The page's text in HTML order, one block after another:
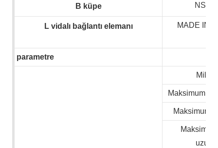
B küpe
Lvidalı bağlantı elemanı MADE IN
parametre
Mil
Maksimum
Maksimum